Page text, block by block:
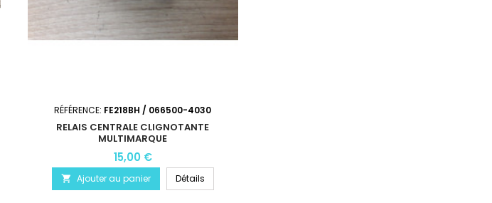
RÉFÉRENCE: FE218BH / 066500-4030
RELAIS CENTRALE CLIGNOTANTE
MULTIMARQUE
15,00 €
 Ajouter au panier Détails